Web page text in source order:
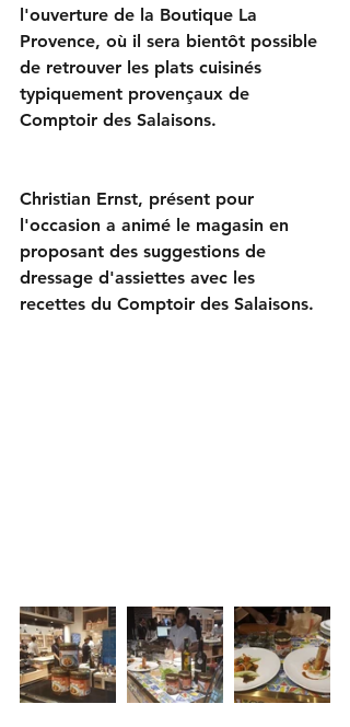
l'ouverture de la Boutique La
Provence, où il sera bientôt possible
de retrouver les plats cuisinés
typiquement provençaux de
Comptoir des Salaisons.
Christian Ernst, présent pour
l'occasion a animé le magasin en
proposant des suggestions de
dressage d'assiettes avec les
recettes du Comptoir des Salaisons.